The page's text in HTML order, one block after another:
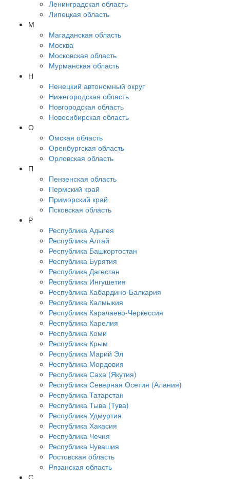
Ленинградская область
Липецкая область
М
Магаданская область
Москва
Московская область
Мурманская область
Н
Ненецкий автономный округ
Нижегородская область
Новгородская область
Новосибирская область
О
Омская область
Оренбургская область
Орловская область
П
Пензенская область
Пермский край
Приморский край
Псковская область
Р
Республика Адыгея
Республика Алтай
Республика Башкортостан
Республика Бурятия
Республика Дагестан
Республика Ингушетия
Республика Кабардино-Балкария
Республика Калмыкия
Республика Карачаево-Черкессия
Республика Карелия
Республика Коми
Республика Крым
Республика Марий Эл
Республика Мордовия
Республика Саха (Якутия)
Республика Северная Осетия (Алания)
Республика Татарстан
Республика Тыва (Тува)
Республика Удмуртия
Республика Хакасия
Республика Чечня
Республика Чувашия
Ростовская область
Рязанская область
С